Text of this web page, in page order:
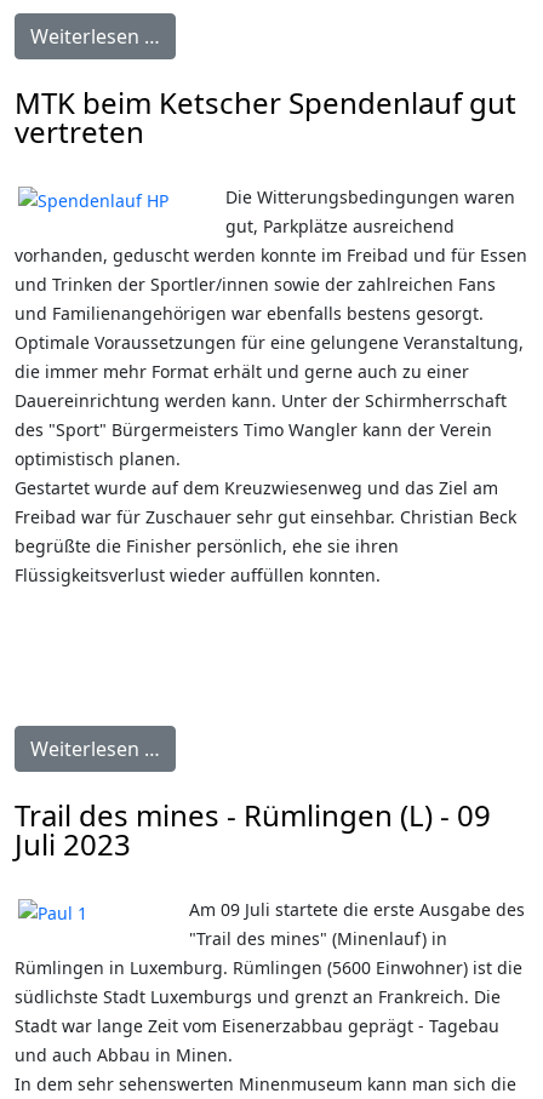
Weiterlesen …
MTK beim Ketscher Spendenlauf gut
vertreten
Die Witterungsbedingungen waren
gut, Parkplätze ausreichend
vorhanden, geduscht werden konnte im Freibad und für Essen
und Trinken der Sportler/innen sowie der zahlreichen Fans
und Familienangehörigen war ebenfalls bestens gesorgt.
Optimale Voraussetzungen für eine gelungene Veranstaltung,
die immer mehr Format erhält und gerne auch zu einer
Dauereinrichtung werden kann. Unter der Schirmherrschaft
des "Sport" Bürgermeisters Timo Wangler kann der Verein
optimistisch planen.
Gestartet wurde auf dem Kreuzwiesenweg und das Ziel am
Freibad war für Zuschauer sehr gut einsehbar. Christian Beck
begrüßte die Finisher persönlich, ehe sie ihren
Flüssigkeitsverlust wieder auffüllen konnten.
Weiterlesen …
Trail des mines - Rümlingen (L) - 09
Juli 2023
Am 09 Juli startete die erste Ausgabe des
"Trail des mines" (Minenlauf) in
Rümlingen in Luxemburg. Rümlingen (5600 Einwohner) ist die
südlichste Stadt Luxemburgs und grenzt an Frankreich. Die
Stadt war lange Zeit vom Eisenerzabbau geprägt - Tagebau
und auch Abbau in Minen.
In dem sehr sehenswerten Minenmuseum kann man sich die